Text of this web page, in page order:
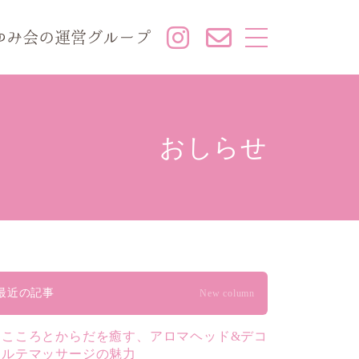
おしらせ
近の記事 New column
こころとからだを癒す、アロマヘッド&デコ
ルテマッサージの魅力